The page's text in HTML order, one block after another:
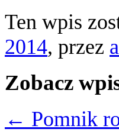
Ten wpis
2014, przez
Zobacz
← Pomnik